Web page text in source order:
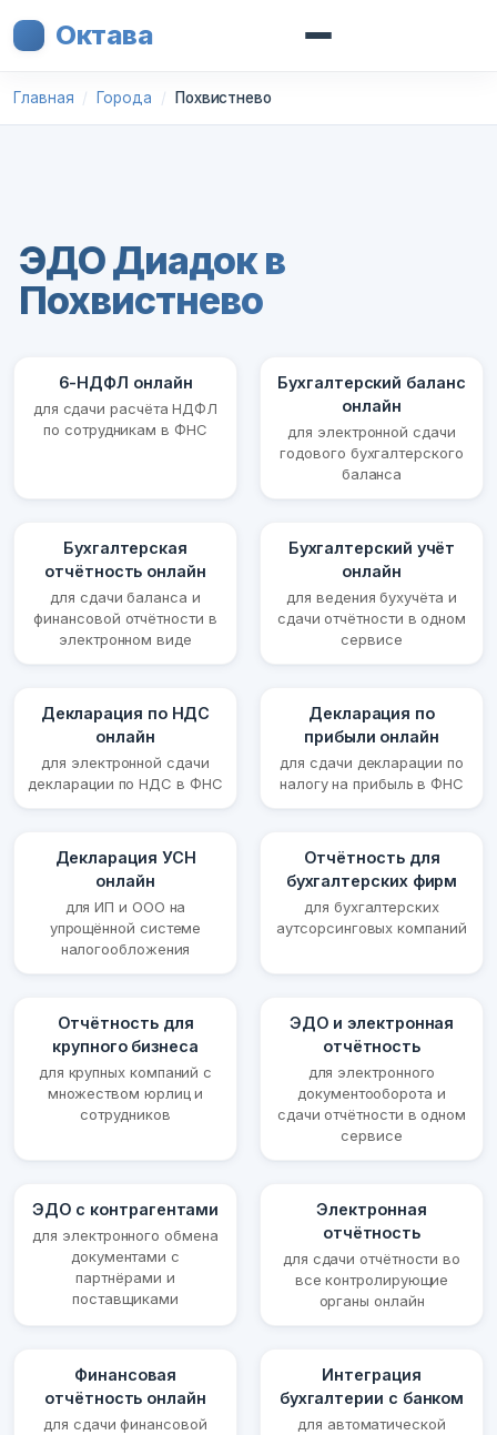
Октава
Главная Города Похвистнево
ЭДО Диадок в
Похвистнево
6-НДФЛ онлайн
для сдачи расчёта НДФЛ
по сотрудникам в ФНС
Бухгалтерский баланс
онлайн
для электронной сдачи
годового бухгалтерского
баланса
Бухгалтерская
отчётность онлайн
для сдачи баланса и
финансовой отчётности в
электронном виде
Бухгалтерский учёт
онлайн
для ведения бухучёта и
сдачи отчётности в одном
сервисе
Декларация по НДС
онлайн
для электронной сдачи
декларации по НДС в ФНС
Декларация по
прибыли онлайн
для сдачи декларации по
налогу на прибыль в ФНС
Декларация УСН
онлайн
для ИП и ООО на
упрощённой системе
налогообложения
Отчётность для
бухгалтерских фирм
для бухгалтерских
аутсорсинговых компаний
Отчётность для
крупного бизнеса
для крупных компаний с
множеством юрлиц и
сотрудников
ЭДО и электронная
отчётность
для электронного
документооборота и
сдачи отчётности в одном
сервисе
ЭДО с контрагентами
для электронного обмена
документами с
партнёрами и
поставщиками
Электронная
отчётность
для сдачи отчётности во
все контролирующие
органы онлайн
Финансовая
отчётность онлайн
для сдачи финансовой
Интеграция
бухгалтерии с банком
для автоматической